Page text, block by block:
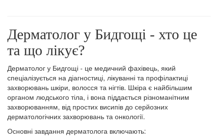
Дерматолог у Бидгощі - хто це
та що лікує?
Дерматолог у Бидгощі - це медичний фахівець, який
спеціалізується на діагностиці, лікуванні та профілактиці
захворювань шкіри, волосся та нігтів. Шкіра є найбільшим
органом людського тіла, і вона піддається різноманітним
захворюванням, від простих висипів до серйозних
дерматологічних захворювань та онкології.
Основні завдання дерматолога включають: